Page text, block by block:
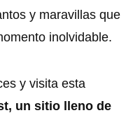
y maravillas que
inolvidable.
y visita esta
un sitio lleno de